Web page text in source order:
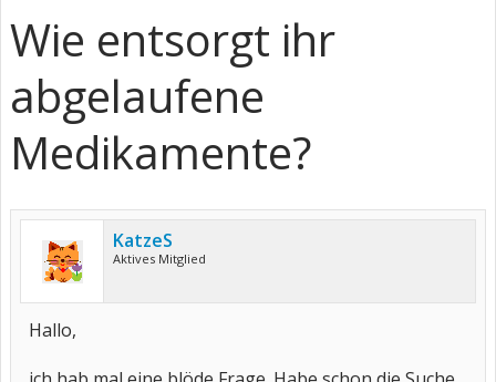
Wie entsorgt ihr
abgelaufene
Medikamente?
KatzeS
Aktives Mitglied
Hallo,